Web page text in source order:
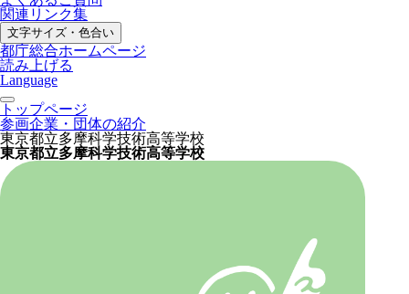
関連リンク集
文字サイズ・色合い
都庁総合ホームページ
読み上げる
Language
トップページ
参画企業・団体の紹介
東京都立多摩科学技術高等学校
東京都立多摩科学技術高等学校